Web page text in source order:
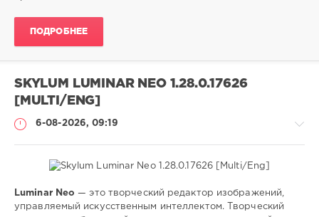
ПОДРОБНЕЕ
SKYLUM LUMINAR NEO 1.28.0.17626
[MULTI/ENG]
6-08-2026, 09:19
Luminar Neo — это творческий редактор изображений,
управляемый искусственным интеллектом. Творческий